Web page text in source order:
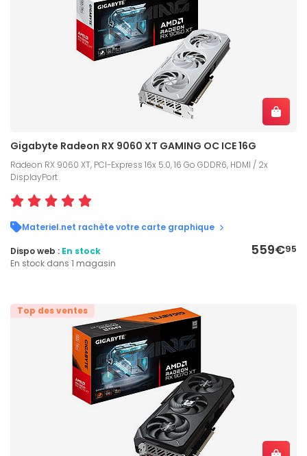
Gigabyte Radeon RX 9060 XT GAMING OC ICE 16G
Radeon RX 9060 XT, PCI-Express 16x 5.0, 16 Go GDDR6, HDMI / 2x
DisplayPort
Materiel.net rachète votre carte graphique
559€95
Dispo web : En stock
En stock dans 1 magasin
Top des ventes